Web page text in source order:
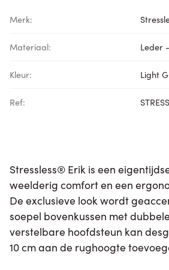
Merk:
Materiaal: Leder
Kleur: Light
Ref:
Stressless® Erik is een
weelderig comfort en een
De exclusieve look wordt
soepel bovenkussen met
verstelbare hoofdsteun kan
10 cm aan de rughoogte